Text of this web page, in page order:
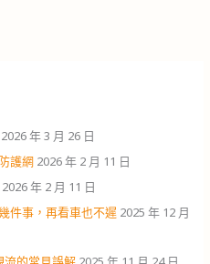
2026 年 3 月 26 日
護網 2026 年 2 月 11 日
2026 年 2 月 11 日
件事，再看車也不遲 2025 年 12 月